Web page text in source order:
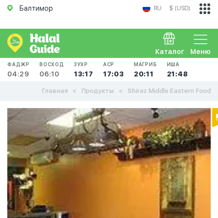
Балтимор RU $ (USD)
Меню
Каталог
ФАДЖР
04:29
ВОСХОД
06:10
ЗУХР
13:17
АСР
17:03
МАГРИБ
20:11
ИША
21:48
Главная Продукты Shiraz Middle Eastern Food